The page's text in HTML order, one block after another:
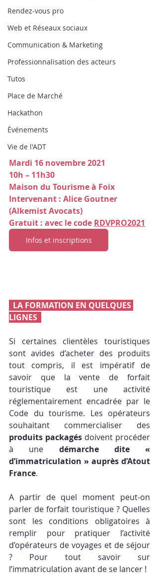
Rendez-vous pro
Web et Réseaux sociaux
Communication & Marketing
Professionnalisation des acteurs
Tutos
Place de Marché
Hackathon
Événements
Vie de l'ADT
Mardi 16 novembre 2021
10h – 11h30
Maison du Tourisme à Foix
Intervenant : Alice Goutner
(Alkemist Avocats)
Gratuit : avec le code RDVPRO2021
Infos et inscriptions
LIGNES
Si certaines clientèles touristiques
sont avides d’acheter des produits
tout compris, il est impératif de
savoir que la vente de forfait
touristique est une activité
réglementairement encadrée par le
Code du tourisme. Les opérateurs
produits packagés doivent procéder
à une démarche dite «
d’immatriculation » auprès d’Atout
France.
A partir de quel moment peut-on
parler de forfait touristique ? Quelles
sont les conditions obligatoires à
remplir pour pratiquer l’activité
d’opérateurs de voyages et de séjour
? Pour tout savoir sur
l’immatriculation avant de se lancer !